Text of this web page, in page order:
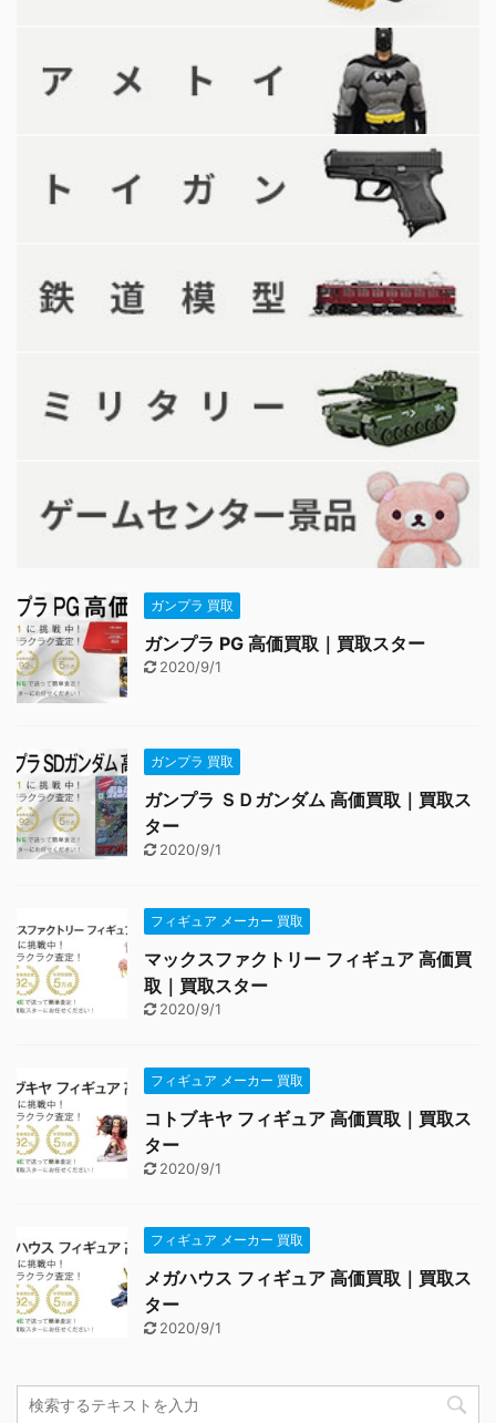
ガンプラ 買取
ガンプラ PG 高価買取｜買取スター
2020/9/1
ガンプラ 買取
ガンプラ ＳＤガンダム 高価買取｜買取ス
ター
2020/9/1
フィギュア メーカー 買取
マックスファクトリー フィギュア 高価買
取｜買取スター
2020/9/1
フィギュア メーカー 買取
コトブキヤ フィギュア 高価買取｜買取ス
ター
2020/9/1
フィギュア メーカー 買取
メガハウス フィギュア 高価買取｜買取ス
ター
2020/9/1